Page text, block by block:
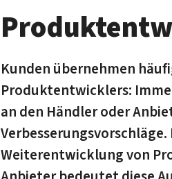
Kunden übernehmen
Produktentwicklers:
an den Händler oder
Weiterentwicklung von